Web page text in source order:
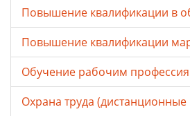
Повышение квалификации в
Повышение квалификации
Обучение рабочим
Охрана труда (дистанционные